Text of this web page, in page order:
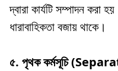
দ্বারা কার্যটি সম্পাদন করা
ধারাবাহিকতা বজায় থাকে।
৫. পৃথক কর্মসূচি